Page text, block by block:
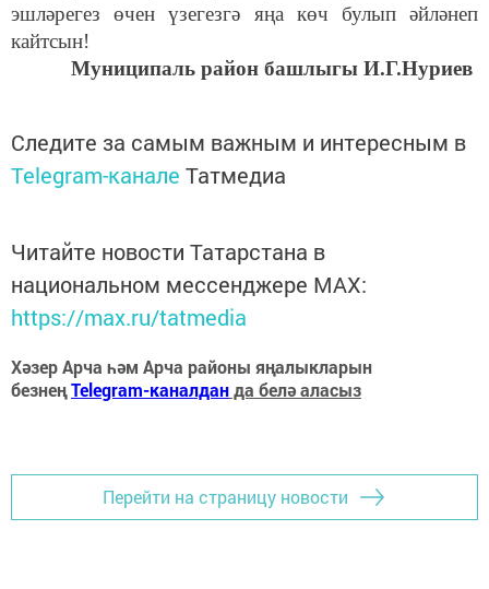
эшләрегез өчен үзегезгә яңа көч булып әйләнеп
кайтсын!
Муниципаль район башлыгы И.Г.Нуриев
Следите за самым важным и интересным в
Telegram-канале Татмедиа
Читайте новости Татарстана в
национальном мессенджере MАХ:
https://max.ru/tatmedia
Хәзер Арча һәм Арча районы яңалыкларын
безнеңTelegram-каналданда белә аласыз
Перейти на страницу новости